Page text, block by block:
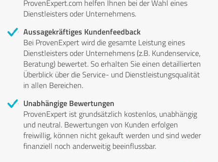
ProvenExpert.com helfen Ihnen bei der Wahl eines
Dienstleisters oder Unternehmens.
Aussagekräftiges Kundenfeedback
Bei ProvenExpert wird die gesamte Leistung eines
Dienstleisters oder Unternehmens (z.B. Kundenservice,
Beratung) bewertet. So erhalten Sie einen detaillierten
Überblick über die Service- und Dienstleistungsqualität
in allen Bereichen.
Unabhängige Bewertungen
ProvenExpert ist grundsätzlich kostenlos, unabhängig
und neutral. Bewertungen von Kunden erfolgen
freiwillig, können nicht gekauft werden und sind weder
finanziell noch anderweitig beeinflussbar.